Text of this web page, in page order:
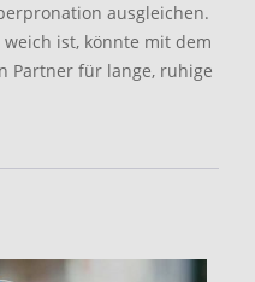
ausgleichen.
weich ist, könnte mit dem
Partner für lange, ruhige